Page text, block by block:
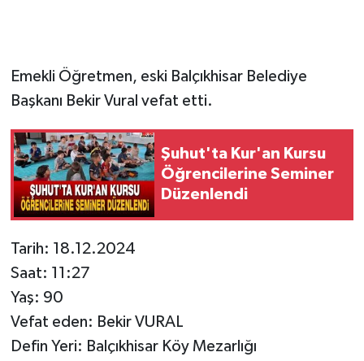
Emekli Öğretmen, eski Balçıkhisar Belediye
Başkanı Bekir Vural vefat etti.
Şuhut'ta Kur'an Kursu
Öğrencilerine Seminer
Düzenlendi
Tarih: 18.12.2024
Saat: 11:27
Yaş: 90
Vefat eden: Bekir VURAL
Defin Yeri: Balçıkhisar Köy Mezarlığı